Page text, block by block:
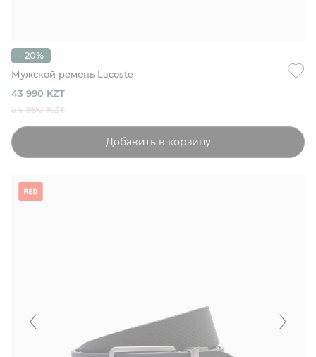
- 20%
Мужской ремень Lacoste
43 990 KZT
54 990 KZT
Добавить в корзину